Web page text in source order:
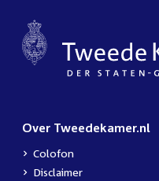
Over Tweedekamer.nl
Colofon
Disclaimer